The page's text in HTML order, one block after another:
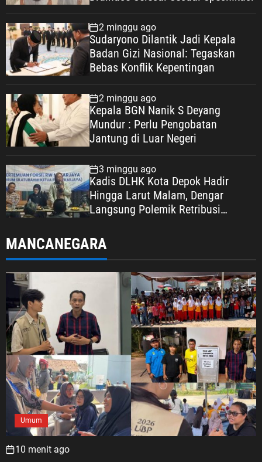
2 minggu ago
Sudaryono Dilantik Jadi Kepala
Badan Gizi Nasional: Tegaskan
Bebas Konflik Kepentingan
2 minggu ago
Kepala BGN Nanik S Deyang
Mundur : Perlu Pengobatan
Jantung di Luar Negeri
3 minggu ago
Kadis DLHK Kota Depok Hadir
Hingga Larut Malam, Dengar
Langsung Polemik Retribusi
MANCANEGARA
Umum
10 menit ago